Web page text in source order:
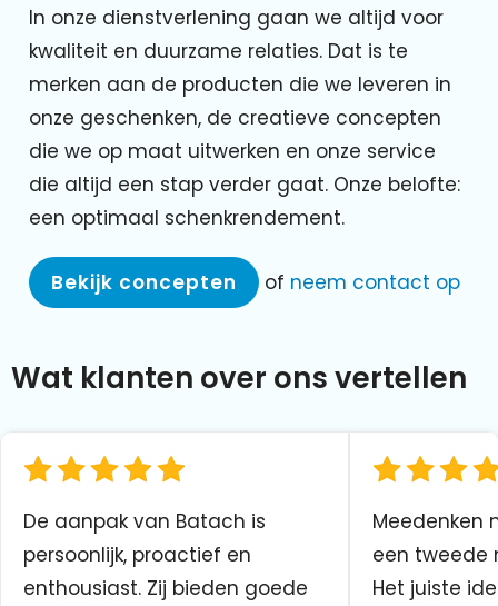
In onze dienstverlening gaan we altijd voor
kwaliteit en duurzame relaties. Dat is te
merken aan de producten die we leveren in
onze geschenken, de creatieve concepten
die we op maat uitwerken en onze service
die altijd een stap verder gaat. Onze belofte:
een optimaal schenkrendement.
Bekijk concepten of neem contact op
Wat klanten over ons vertellen
De aanpak van Batach is
persoonlijk, proactief en
enthousiast. Zij bieden goede
Meedenken
een tweede
Het juiste